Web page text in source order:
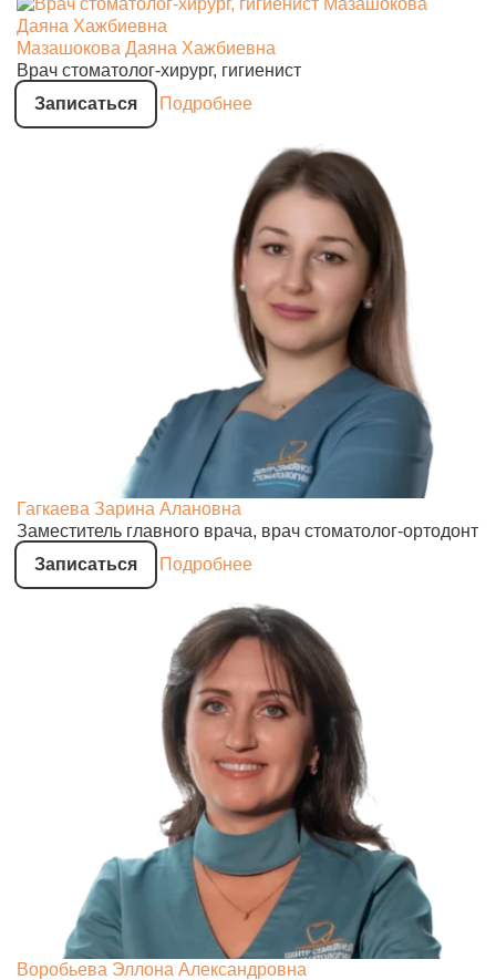
Мазашокова Даяна Хажбиевна
Врач стоматолог-хирург, гигиенист
Записаться
Подробнее
Гагкаева Зарина Алановна
Заместитель главного врача, врач стоматолог-ортодонт
Записаться
Подробнее
Воробьева Эллона Александровна